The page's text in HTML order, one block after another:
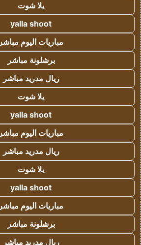
يلا شوت
yalla shoot
مباريات اليوم مباشر
برشلونة مباشر
ريال مدريد مباشر
يلا شوت
yalla shoot
مباريات اليوم مباشر
ريال مدريد مباشر
يلا شوت
yalla shoot
مباريات اليوم مباشر
برشلونة مباشر
ريال مدريد مباشر